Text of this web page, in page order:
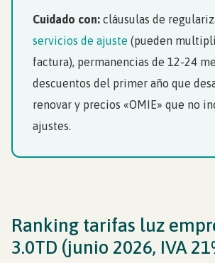
Cuidado con: cláusulas de
servicios de ajuste (pueden
factura), permanencias de 12-24
descuentos del primer año que
renovar y precios «OMIE» que no
ajustes.
Ranking tarifas luz
3.0TD (junio 2026, IVA